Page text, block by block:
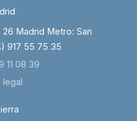
Madrid Metro: San
917 55 75 35
11 08 39
legal